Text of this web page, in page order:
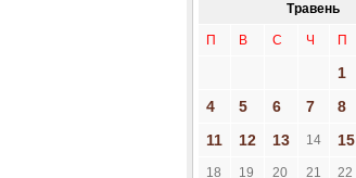
Травень
П В С Ч П
1
4
5 6 7 8
11
12 13 14 15
18 19 20 21 22